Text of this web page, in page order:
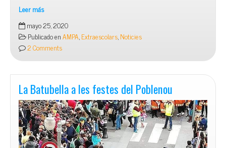
Leer más
Ja
tenim
aquí
les
preinscripcions
a
Extraescolars
2020-
21!!
mayo 25, 2020
Publicado enAMPA,Extraescolars,Noticies
2 Comments
La Batubella a les festes del Poblenou